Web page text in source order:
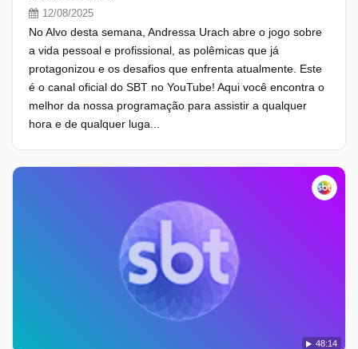
12/08/2025
No Alvo desta semana, Andressa Urach abre o jogo sobre
a vida pessoal e profissional, as polêmicas que já
protagonizou e os desafios que enfrenta atualmente. Este
é o canal oficial do SBT no YouTube! Aqui você encontra o
melhor da nossa programação para assistir a qualquer
hora e de qualquer luga...
48:14